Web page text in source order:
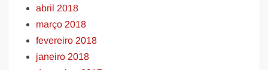
abril 2018
março 2018
fevereiro 2018
janeiro 2018